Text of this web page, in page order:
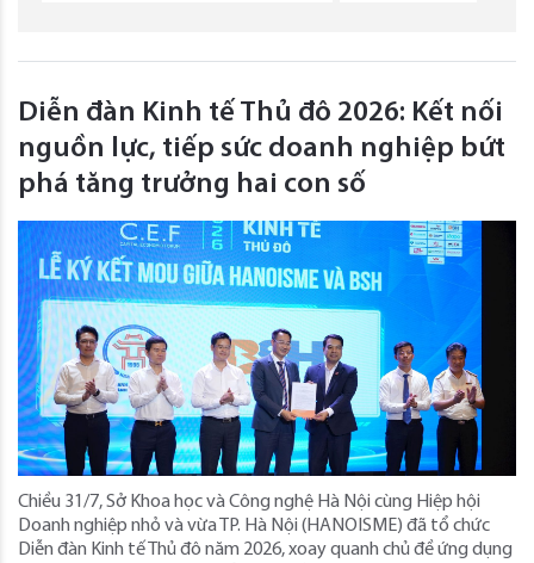
Diễn đàn Kinh tế Thủ đô 2026: Kết nối
nguồn lực, tiếp sức doanh nghiệp bứt
phá tăng trưởng hai con số
Chiều 31/7, Sở Khoa học và Công nghệ Hà Nội cùng Hiệp hội
Doanh nghiệp nhỏ và vừa TP. Hà Nội (HANOISME) đã tổ chức
Diễn đàn Kinh tế Thủ đô năm 2026, xoay quanh chủ đề ứng dụng